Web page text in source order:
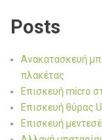
Posts
Ανακατασκευή
πλακέτας
Επισκευή micro
Επισκευή θύρας
Επισκευή